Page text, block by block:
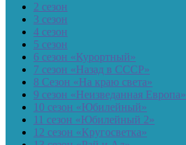
2 сезон
3 сезон
4 сезон
5 сезон
6 сезон «Курортный»
7 сезон «Назад в СССР»
8 Сезон «На краю света»
9 сезон «Неизведанная Европа»
10 сезон «Юбилейный»
11 сезон «Юбилейный 2»
12 сезон «Кругосветка»